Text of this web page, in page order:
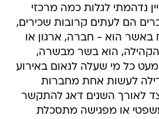
נדהמתי לגלות כמה מרכזי
הם לעתים קרובות שכירים,
באשר הוא - חברה, ארגון או
הקהילה, הוא בשר מבשרה,
כל מי שעלה לנאום באירוע
לעשות אחת מחברות
לאורך השנים דאג להתקשר
או מפגישה מתסכלת